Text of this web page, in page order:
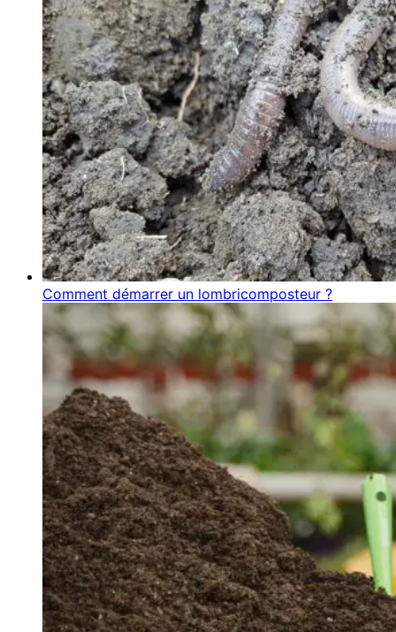
Comment démarrer un lombricomposteur ?